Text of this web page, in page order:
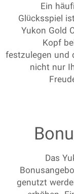
Ein
Glücksspiel
Yukon
Kopf
festzulegen
nicht nur
Das
genutzt